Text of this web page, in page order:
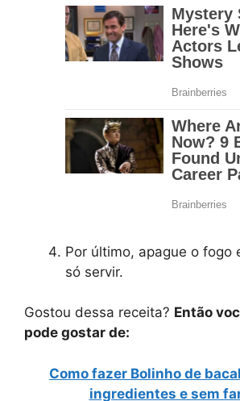
Por último, apague o fogo
só servir.
Gostou dessa receita? Então
pode gostar de:
Como fazer Bolinho de
ingredientes e sem